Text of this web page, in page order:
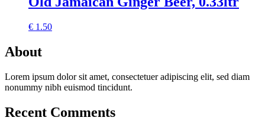
€ 1.50
About
Lorem ipsum dolor sit amet, consectetuer adipiscing elit, sed diam
nonummy nibh euismod tincidunt.
Recent Comments